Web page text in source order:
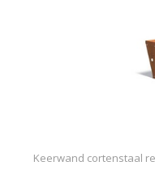
Keerwand cortenstaal